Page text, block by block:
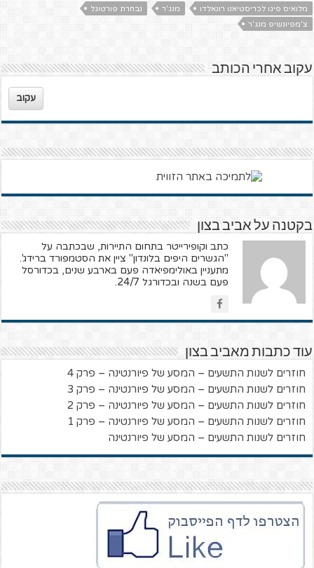
מלואיס פיגו לכריסטיאנו רונאלדו
מנג'ר
נבחרת פורטוגל
צ'מפיונשיפ מנג'ר
עקוב אחרי הכותב
עקוב
בקטנה על אביב בצון
כתב וקופירייטר בתחום התיירות, שבכתבה על
"הגשרים היפים בלונדון" ציין את הסטמפורד ברידג'.
מתעניין באולימפיאדה פעם בארבע שנים, בכדורסל
פעם בשנה ובכדורגל 24/7.
עוד כתבות מאביב בצון
חוזרים לשנות התשעים – המסע של פיורנטינה – פרק 4
חוזרים לשנות התשעים – המסע של פיורנטינה – פרק 3
חוזרים לשנות התשעים – המסע של פיורנטינה – פרק 2
חוזרים לשנות התשעים – המסע של פיורנטינה – פרק 1
חוזרים לשנות התשעים – המסע של פיורנטינה